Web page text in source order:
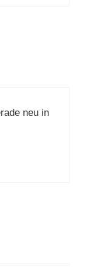
neu in